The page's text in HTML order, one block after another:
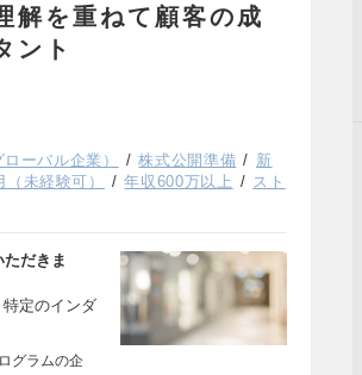
解を重ねて顧客の成
ント
ーバル企業） 株式公開準備
新
未経験可） 年収600万以上
スト
だきま
定のインダ
グラムの企